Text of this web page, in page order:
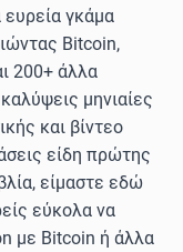
ευρεία γκάμα
Bitcoin,
200+ άλλα
μηνιαίες
και βίντεο
είδη πρώτης
είμαστε εδώ
εύκολα να
με Bitcoin ή άλλα